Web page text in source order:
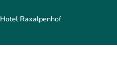
Hotel Raxalpenhof